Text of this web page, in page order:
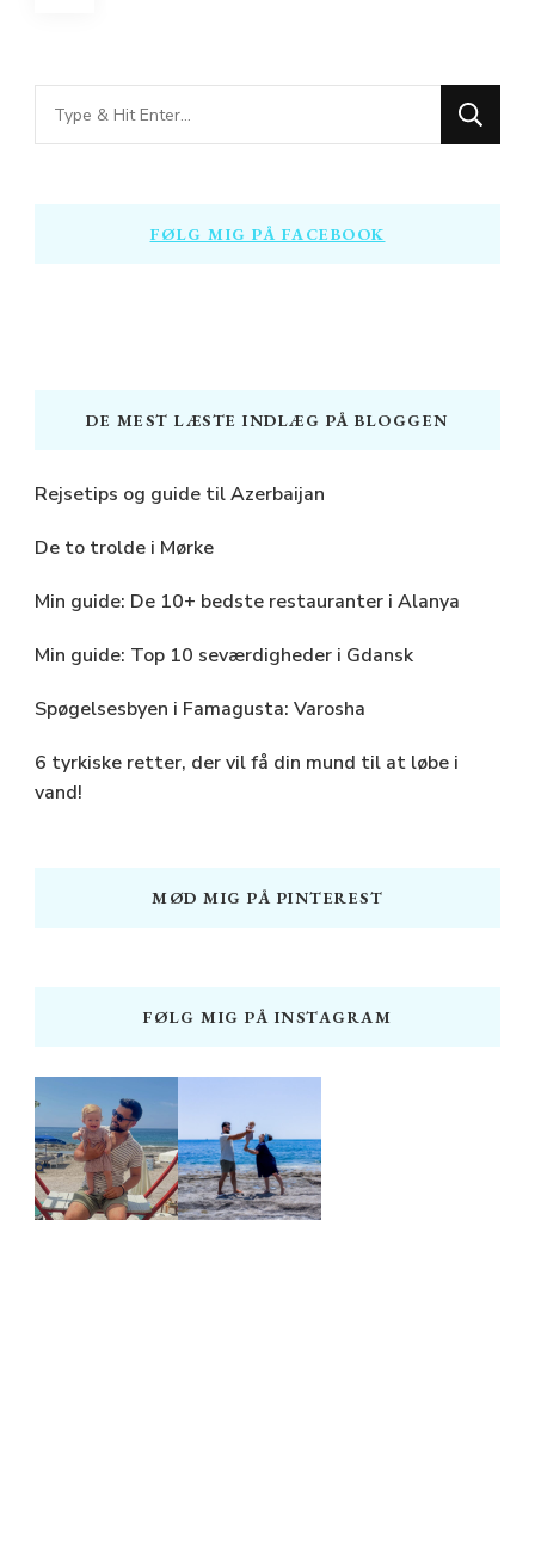
Looking
for
FØLG MIG PÅ FACEBOOK
DE MEST LÆSTE INDLÆG PÅ BLOGGEN
Rejsetips og guide til Azerbaijan
De to trolde i Mørke
Min guide: De 10+ bedste restauranter i Alanya
Min guide: Top 10 seværdigheder i Gdansk
Spøgelsesbyen i Famagusta: Varosha
6 tyrkiske retter, der vil få din mund til at løbe i
vand!
MØD MIG PÅ PINTEREST
FØLG MIG PÅ INSTAGRAM